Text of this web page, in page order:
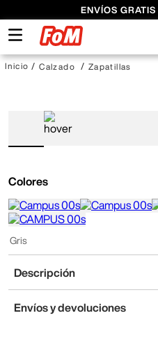
ENVÍOS GRATIS
Calzado Zapatillas
Colores
Gris
Descripción
Envíos y devoluciones